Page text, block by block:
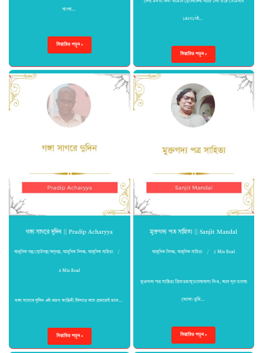
বাংলা…
বিস্তারিত পড়ুন »
দেবী মনসা এবং আমার ছেলেবেলা আজ ১লা ভাদ্র সোমবার
১৪২৭১৭ই…
বিস্তারিত পড়ুন »
গঙ্গা সাগরে দুদিন || Pradip Acharyya
আধুনিক গল্প/ছোটগল্প/অণুগল্প,আধুনিক নিবন্ধ,আধুনিক সাহিত্য
4 Min Read
গঙ্গা সাগরে দুদিন এই ভ্রমণ কাহিনী লিখতে বসে প্রথমেই মনে…
বিস্তারিত পড়ুন »
মুক্তগদ্য পত্র সাহিত্য || Sanjit Mandal
আধুনিক নিবন্ধ,আধুনিক সাহিত্য 2 Min Read
মুক্তগদ্য পত্র সাহিত্য প্রিয়তমাষুভালোবাসা নিও, আর খুব ভালো
থেকো তুমি…
বিস্তারিত পড়ুন »